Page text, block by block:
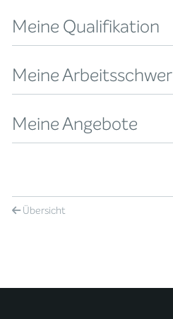
Meine Qualifikation
Meine
Meine Angebote
Übersicht